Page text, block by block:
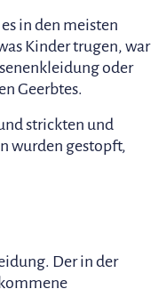
in den meisten
Kinder trugen, war
oder
Geerbtes.
strickten und
wurden gestopft,
Der in der